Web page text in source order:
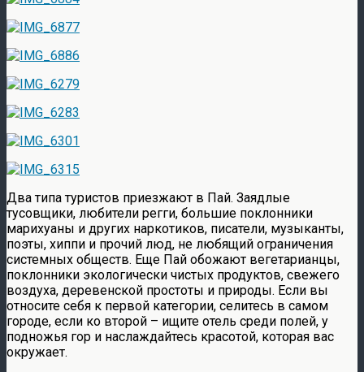
Два типа туристов приезжают в Пай. Заядлые
тусовщики, любители регги, большие поклонники
марихуаны и других наркотиков, писатели, музыканты,
поэты, хиппи и прочий люд, не любящий ограничения
системных обществ. Еще Пай обожают вегетарианцы,
поклонники экологически чистых продуктов, свежего
воздуха, деревенской простоты и природы. Если вы
относите себя к первой категории, селитесь в самом
городе, если ко второй – ищите отель среди полей, у
подножья гор и наслаждайтесь красотой, которая вас
окружает.